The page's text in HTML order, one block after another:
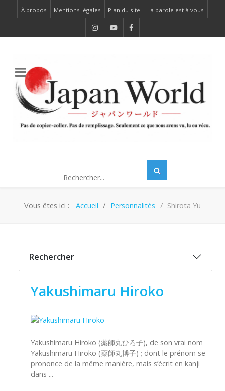
À propos Mentions légales Plan du site La parole est à vous
Vous êtes ici : Accueil Personnalités Shirota Yu
Rechercher
Yakushimaru Hiroko
Yakushimaru Hiroko (薬師丸ひろ子), de son vrai nom
Yakushimaru Hiroko (薬師丸博子) ; dont le prénom se
prononce de la même manière, mais s’écrit en kanji
dans ...